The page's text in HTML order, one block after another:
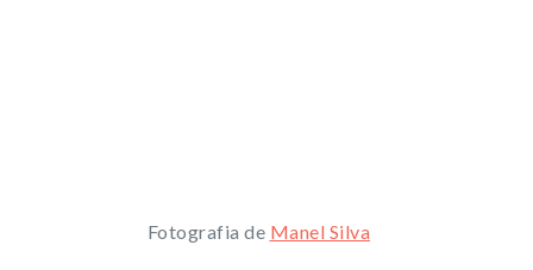
Fotografia de Manel Silva